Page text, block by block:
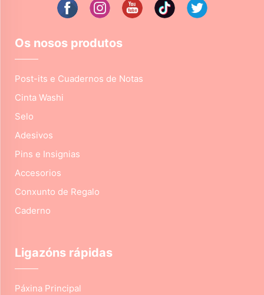
Os nosos produtos
Post-its e Cuadernos de Notas
Cinta Washi
Selo
Adesivos
Pins e Insignias
Accesorios
Conxunto de Regalo
Caderno
Ligazóns rápidas
Páxina Principal